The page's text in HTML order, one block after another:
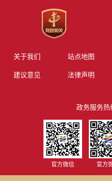
关于我们 站点地图
建议意见 法律声明
政务服务热
官方微信 官方